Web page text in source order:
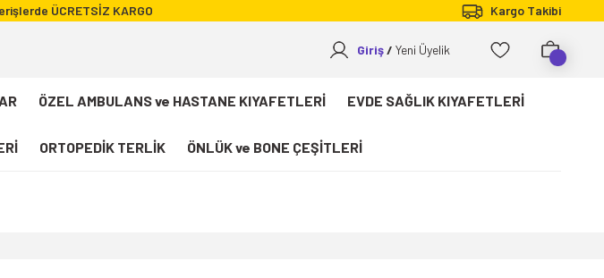
ÜCRETSİZ KARGO Kargo Takibi
Giriş Yeni Üyelik
ÖZEL AMBULANS ve HASTANE KIYAFETLERİ EVDE SAĞLIK KIYAFETLERİ
ORTOPEDİK TERLİK ÖNLÜK ve BONE ÇEŞİTLERİ